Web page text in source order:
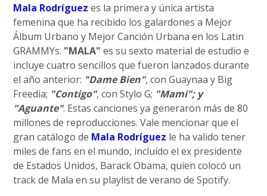
Mala Rodríguez es la primera y única artista
femenina que ha recibido los galardones a Mejor
Álbum Urbano y Mejor Canción Urbana en los Latin
GRAMMYs. "MALA" es su sexto material de estudio e
incluye cuatro sencillos que fueron lanzados durante
el año anterior: "Dame Bien", con Guaynaa y Big
Freedia; "Contigo", con Stylo G; "Mami"; y
"Aguante". Estas canciones ya generaron más de 80
millones de reproducciones. Vale mencionar que el
gran catálogo de Mala Rodríguez le ha valido tener
miles de fans en el mundo, incluído el ex presidente
de Estados Unidos, Barack Obama, quien colocó un
track de Mala en su playlist de verano de Spotify.